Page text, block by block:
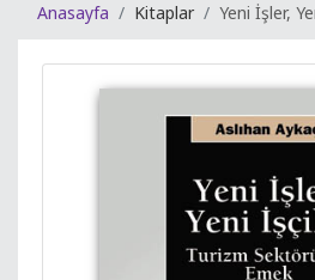
Anasayfa Kitaplar Yeni İşler,